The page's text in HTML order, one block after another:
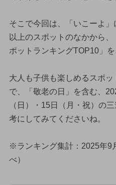
そこで今回は、「いこーよ
以上のスポットのなかから
ポットランキングTOP10」を
大人も子供も楽しめるスポ
で、「敬老の日」を含む、
（日）・15日（月・祝）の
考にしてみてくださいね。
※ランキング集計：2025年9
べ）